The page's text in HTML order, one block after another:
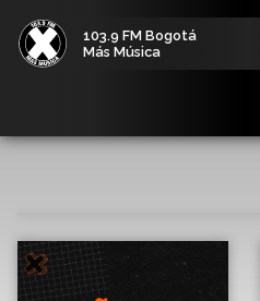
103.9 FM Bogotá
Más Música